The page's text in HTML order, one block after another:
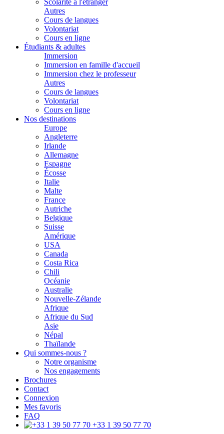
Scolarité à l'étranger
Autres
Cours de langues
Volontariat
Cours en ligne
Étudiants & adultes
Immersion
Immersion en famille d'accueil
Immersion chez le professeur
Autres
Cours de langues
Volontariat
Cours en ligne
Nos destinations
Europe
Angleterre
Irlande
Allemagne
Espagne
Écosse
Italie
Malte
France
Autriche
Belgique
Suisse
Amérique
USA
Canada
Costa Rica
Chili
Océanie
Australie
Nouvelle-Zélande
Afrique
Afrique du Sud
Asie
Népal
Thaïlande
Qui sommes-nous ?
Notre organisme
Nos engagements
Brochures
Contact
Connexion
Mes favoris
FAQ
+33 1 39 50 77 70